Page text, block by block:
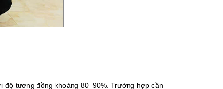
độ tương đồng khoảng 80–90%. Trường hợp cần